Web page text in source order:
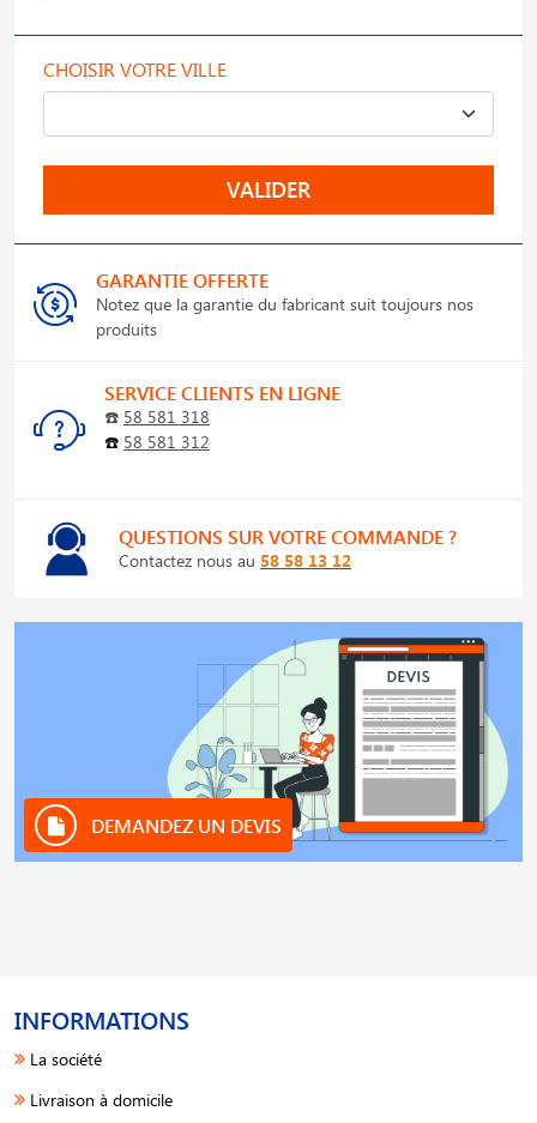
CHOISIR VOTRE VILLE
VALIDER
GARANTIE OFFERTE
Notez que la garantie du fabricant suit toujours nos
produits
SERVICE CLIENTS EN LIGNE
☎️ 58 581 318
☎️ 58 581 312
QUESTIONS SUR VOTRE COMMANDE ?
Contactez nous au 58 58 13 12
DEMANDEZ UN DEVIS
INFORMATIONS
La société
Livraison à domicile